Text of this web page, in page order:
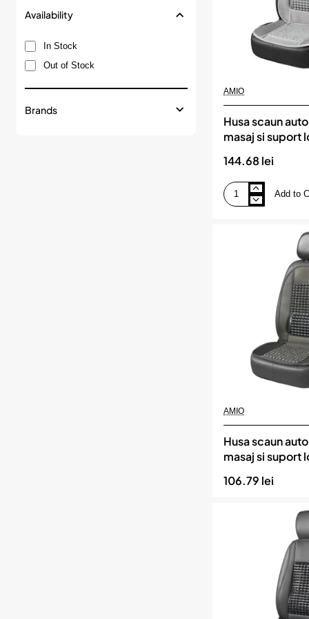
Availability
In Stock
Out of Stock
Brands
AMIO
Husa scaun
masaj si suport
culoare Gri, AMIO
144.68 lei
Husa
scaun
culoare
Add to
Momentan indisponibil
AMIO
Husa scaun
masaj si suport
culoare Neagra,
106.79 lei